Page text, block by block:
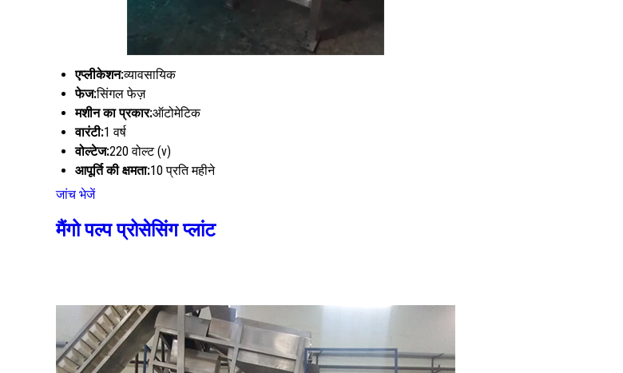
एप्लीकेशन:व्यावसायिक
फेज:सिंगल फेज़
मशीन का प्रकार:ऑटोमेटिक
वारंटी:1 वर्ष
वोल्टेज:220 वोल्ट (v)
आपूर्ति की क्षमता:10 प्रति महीने
जांच भेजें
मैंगो पल्प प्रोसेसिंग प्लांट